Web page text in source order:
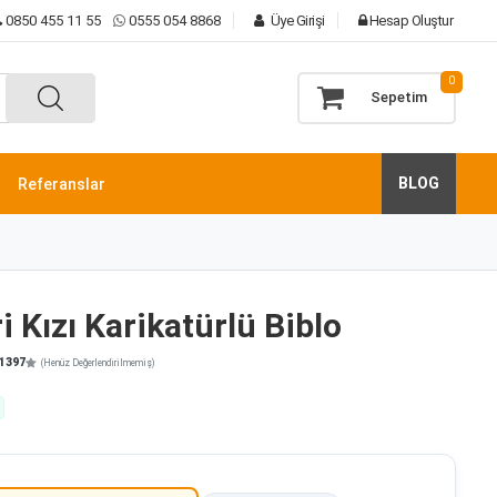
0850 455 11 55 0555 054 8868 Üye Girişi Hesap Oluştur
Sepetim
0
Referanslar BLOG
Kızı Karikatürlü Biblo
(Henüz Değerlendirilmemiş)